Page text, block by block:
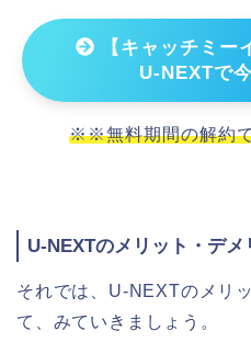
【キャッチミー
U-NEXTで
※※無料期間の解約
U-NEXTのメリット・デメ
それでは、U-NEXTのメリ
て、みていきましょう。